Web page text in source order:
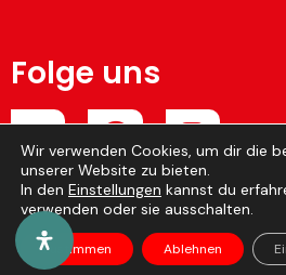
Folge uns
Hier Mitglied werden
SP Ostbelgien © 2026 • Webdesign
& Datenschutz
Wir verwenden Cookies, um dir die
unserer Website zu bieten.
In den Einstellungen kannst du
verwenden oder sie ausschalten.
Zustimmen Ablehnen